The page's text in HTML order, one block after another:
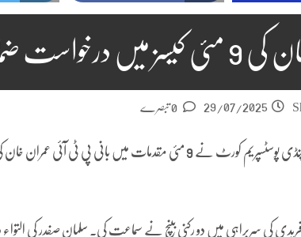
ضمانت پر سماعت ملتوی
29/07/2025
کی سربراہی میں دو رکنی بینچ نے سماعت کی۔ سلمان صفدر کی